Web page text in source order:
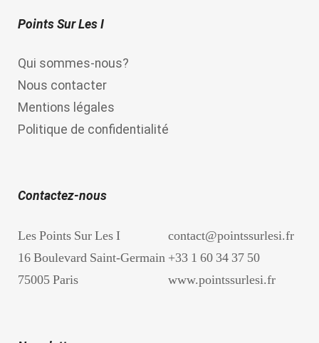
Points Sur Les I
Qui sommes-nous?
Nous contacter
Mentions légales
Politique de confidentialité
Contactez-nous
Les Points Sur Les I
16 Boulevard Saint-Germain
75005 Paris
contact@pointssurlesi.fr
+33 1 60 34 37 50
www.pointssurlesi.fr